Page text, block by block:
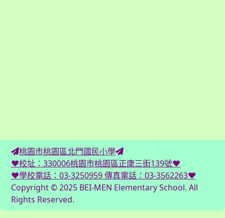
桃園市桃園區北門國民小學
♥校址：330006桃園市桃園區正康三街139號♥
♥學校電話：03-3250959 傳真電話：03-3562263♥
Copyright © 2025 BEI-MEN Elementary School. All
Rights Reserved.